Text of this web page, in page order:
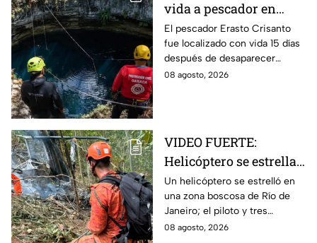
vida a pescador en
cenote a 100 metros de
profundidad;
sobrevivió 15 días
El pescador Erasto Crisanto
fue localizado con vida 15 días
después de desaparecer
mientras pescaba en un
08 agosto, 2026
VIDEO FUERTE:
Helicóptero se estrella
y deja cuatro muertos
en Río de Janeiro; así
se vieron las llamas
Un helicóptero se estrelló en
una zona boscosa de Río de
Janeiro; el piloto y tres
mujeres murieron tras el
08 agosto, 2026